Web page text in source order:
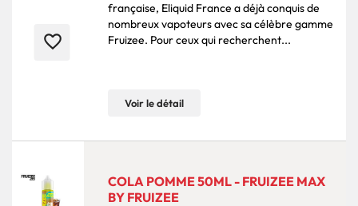
favorite_border
française, Eliquid France a déjà conquis de
nombreux vapoteurs avec sa célèbre gamme
Fruizee. Pour ceux qui recherchent...
Voir le détail
COLA POMME 50ML - FRUIZEE MAX
BY FRUIZEE